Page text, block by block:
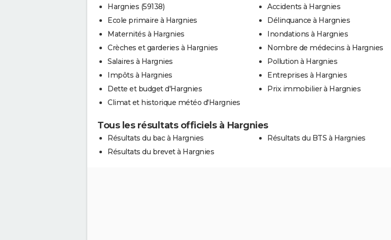
Hargnies (59138)
Ecole primaire à Hargnies
Maternités à Hargnies
Crèches et garderies à Hargnies
Salaires à Hargnies
Impôts à Hargnies
Dette et budget d'Hargnies
Climat et historique météo d'Hargnies
Accidents à Hargnies
Délinquance à Hargnies
Inondations à Hargnies
Nombre de médecins à Hargnies
Pollution à Hargnies
Entreprises à Hargnies
Prix immobilier à Hargnies
Tous les résultats officiels à Hargnies
Résultats du bac à Hargnies
Résultats du brevet à Hargnies
Résultats du BTS à Hargnies